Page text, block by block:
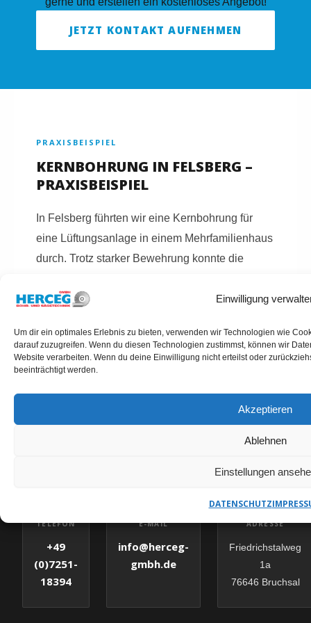
Einwilligung
Um dir ein optimales Erlebnis zu bieten, verwenden wir Technologien wie
darauf zuzugreifen. Wenn du diesen Technologien zustimmst, können wir
Website verarbeiten. Wenn du deine Einwilligung nicht erteilst oder
beeinträchtigt werden.
Akzeptieren
Ablehnen
Einstellungen
DATENSCHUTZ
JETZT KONTAKT AUFNEHMEN
PRAXISBEISPIEL
KERNBOHRUNG IN FELSBERG –
PRAXISBEISPIEL
In Felsberg führten wir eine Kernbohrung für
eine Lüftungsanlage in einem Mehrfamilienhaus
durch. Trotz starker Bewehrung konnte die
umgesetzt werden.
HERCEG GMBH – IHR
TELEFON
+49
(0)7251-
18394
E-MAIL
info@herceg-
gmbh.de
ADRESSE
Friedrichstalweg
1a
76646 Bruchsal